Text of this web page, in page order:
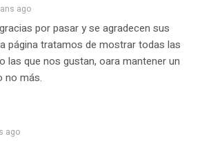
ago
por pasar y se agradecen sus
página tratamos de mostrar todas las
las que nos gustan, oara mantener un
no más.
ago